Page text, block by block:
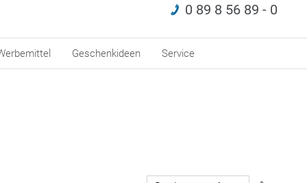
0 89 8 56 89 - 0
Geschenkideen Service